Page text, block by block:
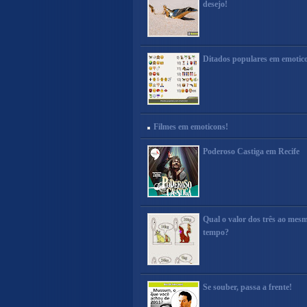
desejo!
Ditados populares em
Filmes em emoticons!
Poderoso Castiga em Recife
Qual o valor dos três ao
tempo?
Se souber, passa a frente!